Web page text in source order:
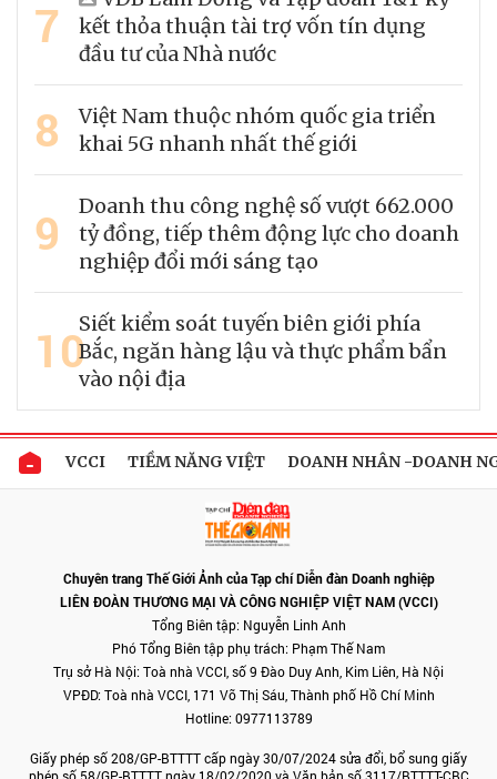
7
kết thỏa thuận tài trợ vốn tín dụng
đầu tư của Nhà nước
8
Việt Nam thuộc nhóm quốc gia triển
khai 5G nhanh nhất thế giới
9
Doanh thu công nghệ số vượt 662.000
tỷ đồng, tiếp thêm động lực cho doanh
nghiệp đổi mới sáng tạo
10Siết kiểm soát tuyến biên giới phía
Bắc, ngăn hàng lậu và thực phẩm bẩn
vào nội địa
VCCI TIỀM NĂNG VIỆT DOANH NHÂN -DOANH
Chuyên trang Thế Giới Ảnh của Tạp chí Diễn đàn Doanh nghiệp
LIÊN ĐOÀN THƯƠNG MẠI VÀ CÔNG NGHIỆP VIỆT NAM (VCCI)
Tổng Biên tập: Nguyễn Linh Anh
Phó Tổng Biên tập phụ trách: Phạm Thế Nam
Trụ sở Hà Nội: Toà nhà VCCI, số 9 Đào Duy Anh, Kim Liên, Hà Nội
VPĐD: Toà nhà VCCI, 171 Võ Thị Sáu, Thành phố Hồ Chí Minh
Hotline: 0977113789
Giấy phép số 208/GP-BTTTT cấp ngày 30/07/2024 sửa đổi, bổ sung giấy